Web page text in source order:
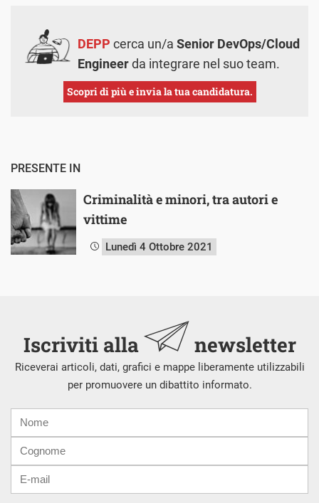
DEPP cerca un/a Senior DevOps/Cloud
Engineerda integrare nel suo team.
Scopri di più e invia la tua candidatura.
PRESENTE IN
Criminalità e minori, tra autori e
vittime
Lunedì 4 Ottobre 2021
Iscriviti alla newsletter
Riceverai articoli, dati, grafici e mappe liberamente utilizzabili
per promuovere un dibattito informato.
mail